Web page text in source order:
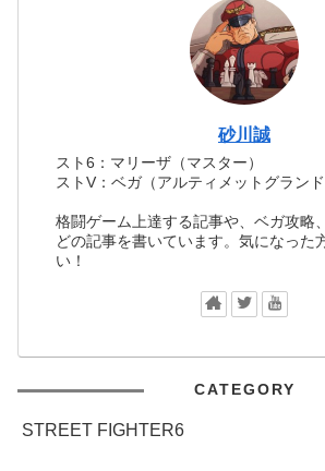
砂川誠
スト6：マリーザ（マスター）
ストV：ベガ（アルティメットグランド
格闘ゲーム上達する記事や、ベガ攻略
どの記事を書いています。気になった
い！
CATEGORY
STREET FIGHTER6